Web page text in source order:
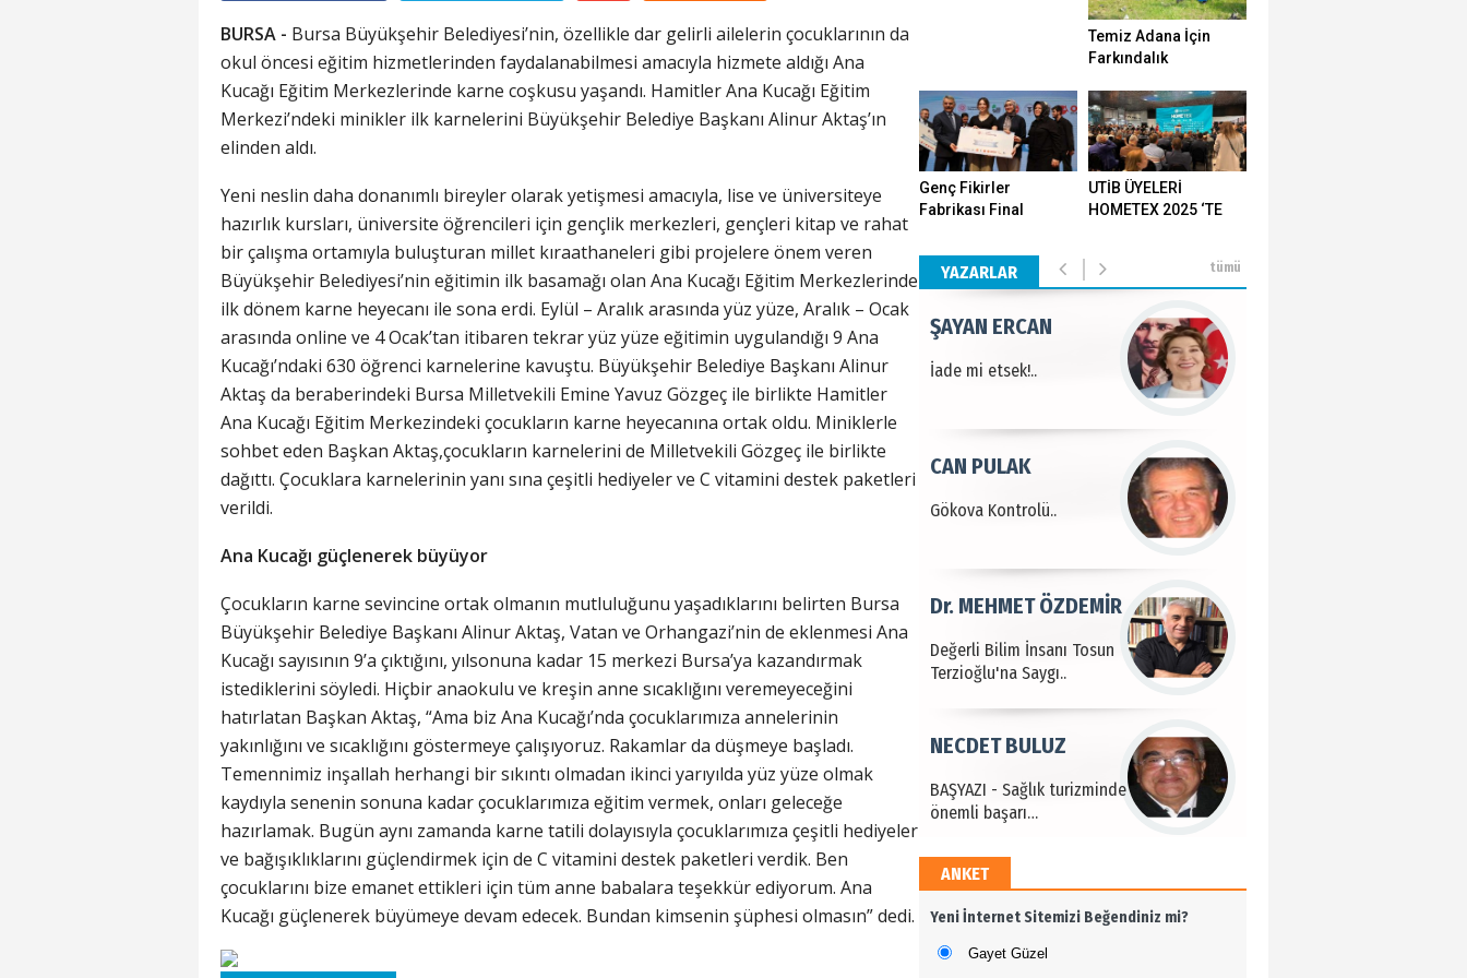
BURSA - Bursa Büyükşehir Belediyesi’nin, özellikle dar gelirli ailelerin çocuklarının da
okul öncesi eğitim hizmetlerinden faydalanabilmesi amacıyla hizmete aldığı Ana
Kucağı Eğitim Merkezlerinde karne coşkusu yaşandı. Hamitler Ana Kucağı Eğitim
Merkezi’ndeki minikler ilk karnelerini Büyükşehir Belediye Başkanı Alinur Aktaş’ın
elinden aldı.
Yeni neslin daha donanımlı bireyler olarak yetişmesi amacıyla, lise ve üniversiteye
hazırlık kursları, üniversite öğrencileri için gençlik merkezleri, gençleri kitap ve rahat
bir çalışma ortamıyla buluşturan millet kıraathaneleri gibi projelere önem veren
Büyükşehir Belediyesi’nin eğitimin ilk basamağı olan Ana Kucağı Eğitim Merkezlerinde
ilk dönem karne heyecanı ile sona erdi. Eylül – Aralık arasında yüz yüze, Aralık – Ocak
arasında online ve 4 Ocak’tan itibaren tekrar yüz yüze eğitimin uygulandığı 9 Ana
Kucağı’ndaki 630 öğrenci karnelerine kavuştu. Büyükşehir Belediye Başkanı Alinur
Aktaş da beraberindeki Bursa Milletvekili Emine Yavuz Gözgeç ile birlikte Hamitler
Ana Kucağı Eğitim Merkezindeki çocukların karne heyecanına ortak oldu. Miniklerle
sohbet eden Başkan Aktaş,çocukların karnelerini de Milletvekili Gözgeç ile birlikte
dağıttı. Çocuklara karnelerinin yanı sına çeşitli hediyeler ve C vitamini destek paketleri
verildi.
Ana Kucağı güçlenerek büyüyor
Çocukların karne sevincine ortak olmanın mutluluğunu yaşadıklarını belirten Bursa
Büyükşehir Belediye Başkanı Alinur Aktaş, Vatan ve Orhangazi’nin de eklenmesi Ana
Kucağı sayısının 9’a çıktığını, yılsonuna kadar 15 merkezi Bursa’ya kazandırmak
istediklerini söyledi. Hiçbir anaokulu ve kreşin anne sıcaklığını veremeyeceğini
hatırlatan Başkan Aktaş, “Ama biz Ana Kucağı’nda çocuklarımıza annelerinin
yakınlığını ve sıcaklığını göstermeye çalışıyoruz. Rakamlar da düşmeye başladı.
Temennimiz inşallah herhangi bir sıkıntı olmadan ikinci yarıyılda yüz yüze olmak
kaydıyla senenin sonuna kadar çocuklarımıza eğitim vermek, onları geleceğe
hazırlamak. Bugün aynı zamanda karne tatili dolayısıyla çocuklarımıza çeşitli hediyeler
ve bağışıklıklarını güçlendirmek için de C vitamini destek paketleri verdik. Ben
çocuklarını bize emanet ettikleri için tüm anne babalara teşekkür ediyorum. Ana
Kucağı güçlenerek büyümeye devam edecek. Bundan kimsenin şüphesi olmasın” dedi.
Temiz Adana İçin
Farkındalık
Genç Fikirler
Fabrikası Final
Gerçekleştirildi
UTİB ÜYELERİ
HOMETEX 2025 ‘TE
YAZARLAR tümü
Kapkarasın 12 Eylül..
HÜSAMETTİN TAŞDEMİR
ŞAYAN ERCAN
Gökova Kontrolü..
CAN PULAK
Değerli Bilim İnsanı Tosun
Dr. MEHMET ÖZDEMİR
BAŞYAZI - Sağlık turizminde
önemli başarı…
NECDET BULUZ
Türkçemiz: Ulusumuz:
Budunumuz..
NAMIK KEMAL ZEYBEK
Hakan SOYSAL
ANKET
Yeni İnternet Sitemizi Beğendiniz mi?
Gayet Güzel